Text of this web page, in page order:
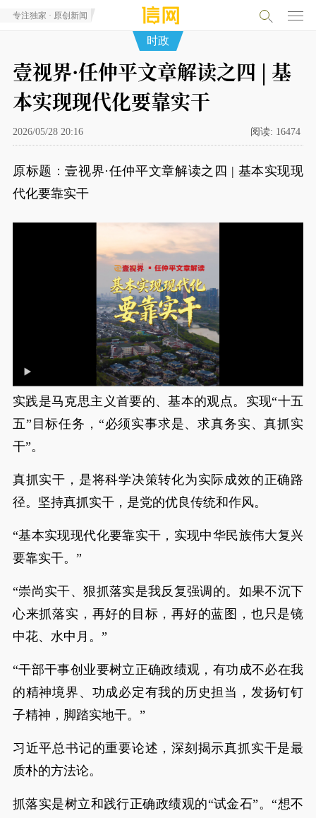
专注独家 · 原创新闻
时政
壹视界·任仲平文章解读之四 | 基
本实现现代化要靠实干
2026/05/28 20:16 阅读: 16474
原标题：壹视界·任仲平文章解读之四 | 基本实现现
代化要靠实干
实践是马克思主义首要的、基本的观点。实现“十五
五”目标任务，“必须实事求是、求真务实、真抓实
干”。
真抓实干，是将科学决策转化为实际成效的正确路
径。坚持真抓实干，是党的优良传统和作风。
“基本实现现代化要靠实干，实现中华民族伟大复兴
要靠实干。”
“崇尚实干、狠抓落实是我反复强调的。如果不沉下
心来抓落实，再好的目标，再好的蓝图，也只是镜
中花、水中月。”
“干部干事创业要树立正确政绩观，有功成不必在我
的精神境界、功成必定有我的历史担当，发扬钉钉
子精神，脚踏实地干。”
习近平总书记的重要论述，深刻揭示真抓实干是最
质朴的方法论。
抓落实是树立和践行正确政绩观的“试金石”。“想不